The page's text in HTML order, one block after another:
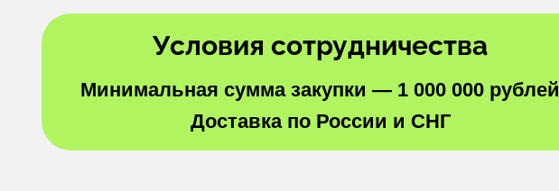
Условия сотрудничества
Минимальная сумма закупки — 1 000 000 рублей
Доставка по России и СНГ